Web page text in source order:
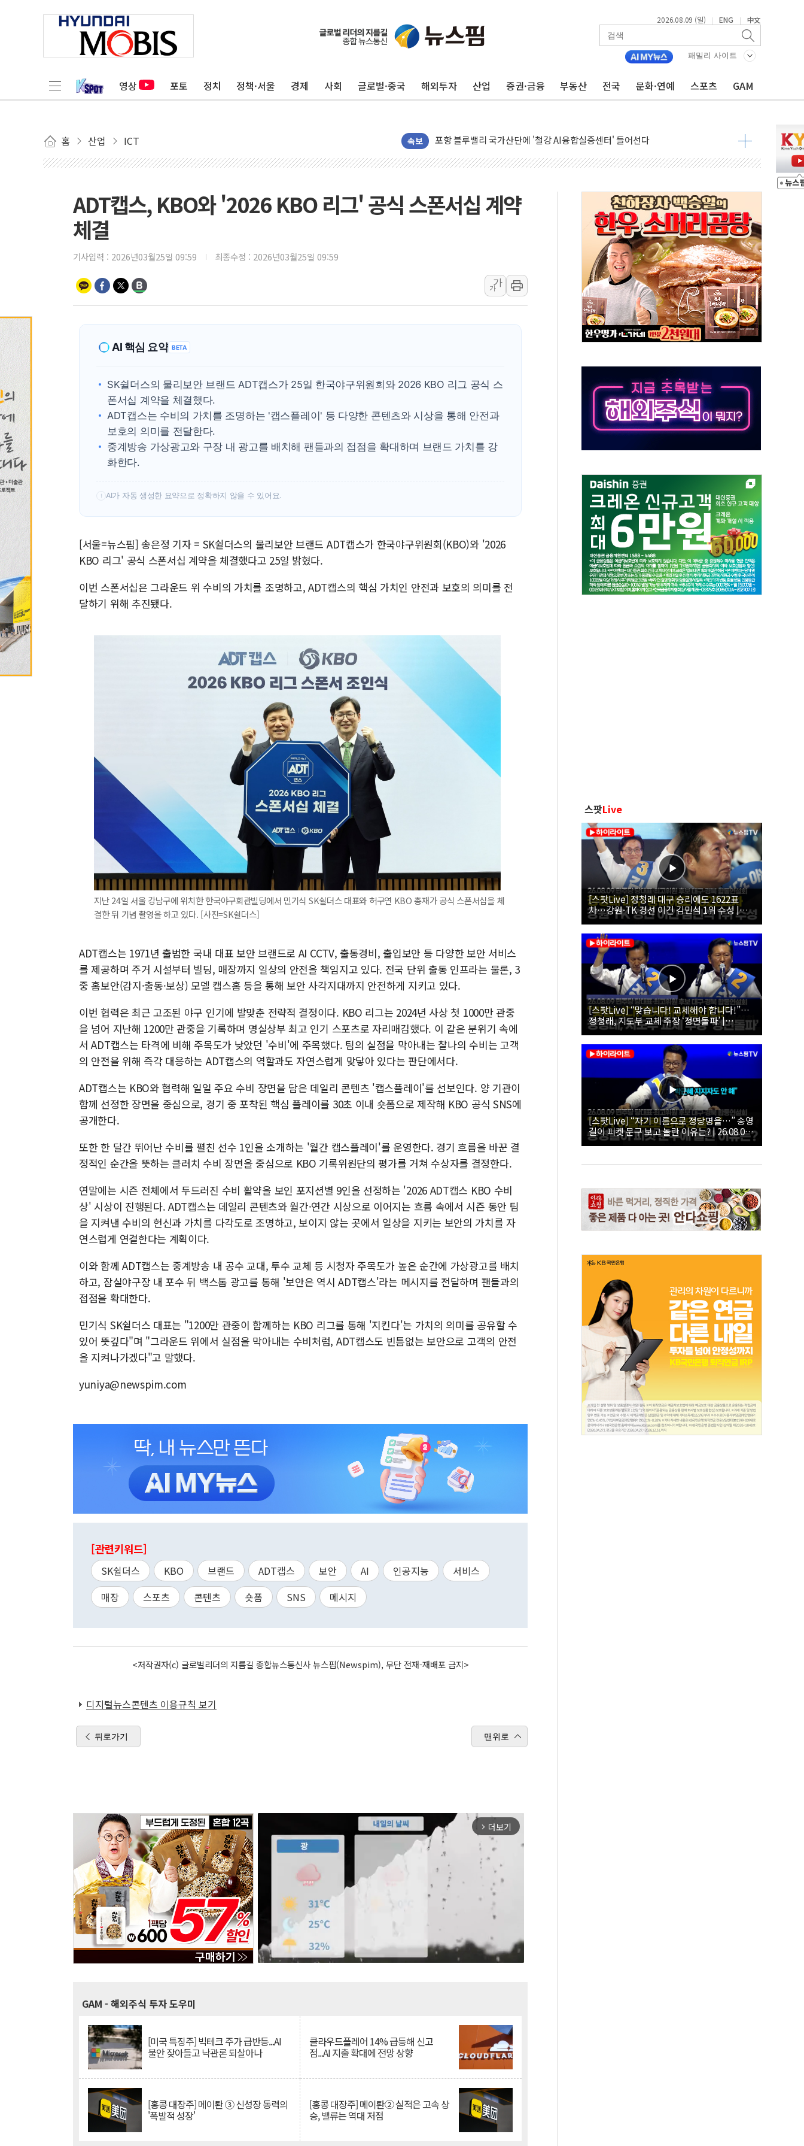
2026.08.09 (일) | ENG | 中文
패밀리 사이트
영상 포토 정치 정책·서울 경제 사회 글로벌·중국 해외투자 산업 증권·금융 부동산 전국 문화·연예 스포츠 GAM
홈 산업 ICT 속보
125mm 폭우 쏟아진 울진...'두천~하당'·'올미골교' 차량 통행 선제 제한
평택 진위면 공장서 탱크 내부 작업 중 근로자 1명 숨져
상주 낙동강 선착장 하류서 50대 숨진 채 발견...경찰, 조사 중
[종합] 김민석, 정청래에 누적 1.48%p 차 선두 유지...金 46.01% vs 鄭 44.53%
인천서 말다툼 중 어머니 살해 10대 구속…범행 후 반려견도 죽여
김민석, 강원·대구·경북 경선서 정청래에 승리…金 48.54% vs 鄭 44.40%
[속보] 민주, 강원·대구·경북 경선 결과...김민석 48.54% 정청래 44.40%
[속보] 민주, 경북 경선 결과 발표...김민석 47.37% 정청래 45.71% 송영길 6.92%
[속보] 민주, 대구 경선 결과 발표...정청래 47.82% 김민석 46.35% 송영길 5.83%
[속보] 민주, 강원 경선 결과 발표...김민석 50.30% 정청래 41.94% 송영길 7.76%
정재헌 CEO, SKT 장기고객 400명 맞이…"마음 잇는 시간 되길"
최태원, 노소영에 9440억 지급 확정되나…재상고 앞두고 막판 셈법
하나금융, 명동 소상공인에 '행복상자' 전달
홈플러스發 대형마트 판매, 역대 최대폭 감소한 9.4%↓…유통업계 양극화 심화
윤준병·이해민 의원, '정부 특사'로 콜롬비아 대통령 취임식 참석
'호우·산사태 주의보' 울진 시간당 30mm 강한 비...호우 피해 없어
ADT캡스, KBO와 '2026 KBO 리그' 공식 스폰서십 계약
체결
기사입력 : 2026년03월25일 09:59 최종수정 : 2026년03월25일 09:59
가
가
AI 핵심 요약 BETA
SK쉴더스의 물리보안 브랜드 ADT캡스가 25일 한국야구위원회와 2026 KBO 리그 공식 스
폰서십 계약을 체결했다.
ADT캡스는 수비의 가치를 조명하는 '캡스플레이' 등 다양한 콘텐츠와 시상을 통해 안전과
보호의 의미를 전달한다.
중계방송 가상광고와 구장 내 광고를 배치해 팬들과의 접점을 확대하며 브랜드 가치를 강
화한다.
! AI가 자동 생성한 요약으로 정확하지 않을 수 있어요.
[서울=뉴스핌] 송은정 기자 = SK쉴더스의 물리보안 브랜드 ADT캡스가 한국야구위원회(KBO)와 '2026
KBO 리그' 공식 스폰서십 계약을 체결했다고 25일 밝혔다.
이번 스폰서십은 그라운드 위 수비의 가치를 조명하고, ADT캡스의 핵심 가치인 안전과 보호의 의미를 전
달하기 위해 추진됐다.
지난 24일 서울 강남구에 위치한 한국야구회관빌딩에서 민기식 SK쉴더스 대표와 허구연 KBO 총재가 공식 스폰서십을 체
결한 뒤 기념 촬영을 하고 있다. [사진=SK쉴더스]
ADT캡스는 1971년 출범한 국내 대표 보안 브랜드로 AI CCTV, 출동경비, 출입보안 등 다양한 보안 서비스
를 제공하며 주거 시설부터 빌딩, 매장까지 일상의 안전을 책임지고 있다. 전국 단위 출동 인프라는 물론, 3
중 홈보안(감지·출동·보상) 모델 캡스홈 등을 통해 보안 사각지대까지 안전하게 지키고 있다.
이번 협력은 최근 고조된 야구 인기에 발맞춘 전략적 결정이다. KBO 리그는 2024년 사상 첫 1000만 관중
을 넘어 지난해 1200만 관중을 기록하며 명실상부 최고 인기 스포츠로 자리매김했다. 이 같은 분위기 속에
서 ADT캡스는 타격에 비해 주목도가 낮았던 '수비'에 주목했다. 팀의 실점을 막아내는 찰나의 수비는 고객
의 안전을 위해 즉각 대응하는 ADT캡스의 역할과도 자연스럽게 맞닿아 있다는 판단에서다.
ADT캡스는 KBO와 협력해 일일 주요 수비 장면을 담은 데일리 콘텐츠 '캡스플레이'를 선보인다. 양 기관이
함께 선정한 장면을 중심으로, 경기 중 포착된 핵심 플레이를 30초 이내 숏폼으로 제작해 KBO 공식 SNS에
공개한다.
또한 한 달간 뛰어난 수비를 펼친 선수 1인을 소개하는 '월간 캡스플레이'를 운영한다. 경기 흐름을 바꾼 결
정적인 순간을 뜻하는 클러치 수비 장면을 중심으로 KBO 기록위원단의 평가를 거쳐 수상자를 결정한다.
연말에는 시즌 전체에서 두드러진 수비 활약을 보인 포지션별 9인을 선정하는 '2026 ADT캡스 KBO 수비
상' 시상이 진행된다. ADT캡스는 데일리 콘텐츠와 월간·연간 시상으로 이어지는 흐름 속에서 시즌 동안 팀
을 지켜낸 수비의 헌신과 가치를 다각도로 조명하고, 보이지 않는 곳에서 일상을 지키는 보안의 가치를 자
연스럽게 연결한다는 계획이다.
이와 함께 ADT캡스는 중계방송 내 공수 교대, 투수 교체 등 시청자 주목도가 높은 순간에 가상광고를 배치
하고, 잠실야구장 내 포수 뒤 백스톱 광고를 통해 '보안은 역시 ADT캡스'라는 메시지를 전달하며 팬들과의
접점을 확대한다.
민기식 SK쉴더스 대표는 "1200만 관중이 함께하는 KBO 리그를 통해 '지킨다'는 가치의 의미를 공유할 수
있어 뜻깊다"며 "그라운드 위에서 실점을 막아내는 수비처럼, ADT캡스도 빈틈없는 보안으로 고객의 안전
을 지켜나가겠다"고 말했다.
yuniya@newspim.com
[관련키워드]
SK쉴더스 KBO 브랜드 ADT캡스 보안 AI 인공지능
서비스
매장
스포츠 콘텐츠 숏폼 SNS 메시지
<저작권자(c) 글로벌리더의 지름길 종합뉴스통신사 뉴스핌(Newspim), 무단 전재-재배포 금지>
디지털뉴스콘텐츠 이용규칙 보기
뒤로가기 맨위로
arrow_forward_ios 더보기
GAM - 해외주식 투자 도우미
[미국 특징주] 빅테크 주가 급반등...AI
불안 잦아들고 낙관론 되살아나
클라우드플레어 14% 급등해 신고
점...AI 지출 확대에 전망 상향
[홍콩 대장주] 메이퇀 ③ 신성장 동력의
'폭발적 성장'
[홍콩 대장주] 메이퇀② 실적은 고속 상
승, 밸류는 역대 저점
스팟Live
[스팟Live] 정청래 대구 승리에도 1622표
차…강원·TK 경선 이긴 김민석 1위 수성 |
26.08.09 더불어민주당 당대표·최고위원 후
보 대구·경북 합동연설회
[스팟Live] “맞습니다! 교체해야 합니다!”…
정청래, 지도부 교체 주장 ‘정면돌파’ |
26.08.09 더불어민주당 당대표·최고위원 후
보 대구·경북 합동연설회
[스팟Live] “자기 이름으로 정당명을…” 송영
길이 피켓 문구 보고 놀란 이유는? | 26.08.09
더불어민주당 당대표·최고위원 후보 대구·경